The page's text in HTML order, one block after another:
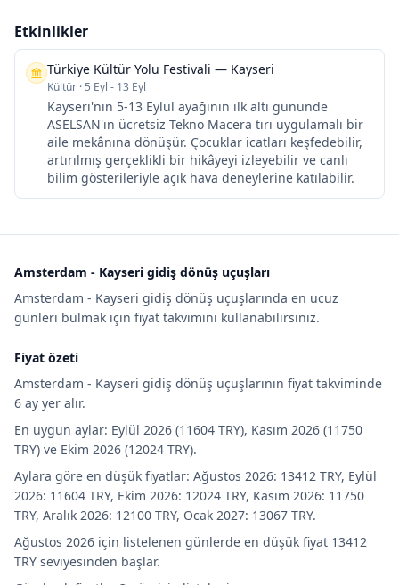
Etkinlikler
Türkiye Kültür Yolu Festivali — Kayseri
Kültür · 5 Eyl - 13 Eyl
Kayseri'nin 5-13 Eylül ayağının ilk altı gününde
ASELSAN'ın ücretsiz Tekno Macera tırı uygulamalı bir
aile mekânına dönüşür. Çocuklar icatları keşfedebilir,
artırılmış gerçeklikli bir hikâyeyi izleyebilir ve canlı
bilim gösterileriyle açık hava deneylerine katılabilir.
Amsterdam - Kayseri gidiş dönüş uçuşları
Amsterdam - Kayseri gidiş dönüş uçuşlarında en ucuz
günleri bulmak için fiyat takvimini kullanabilirsiniz.
Fiyat özeti
Amsterdam - Kayseri gidiş dönüş uçuşlarının fiyat takviminde
6 ay yer alır.
En uygun aylar: Eylül 2026 (11604 TRY), Kasım 2026 (11750
TRY) ve Ekim 2026 (12024 TRY).
Aylara göre en düşük fiyatlar: Ağustos 2026: 13412 TRY, Eylül
2026: 11604 TRY, Ekim 2026: 12024 TRY, Kasım 2026: 11750
TRY, Aralık 2026: 12100 TRY, Ocak 2027: 13067 TRY.
Ağustos 2026 için listelenen günlerde en düşük fiyat 13412
TRY seviyesinden başlar.